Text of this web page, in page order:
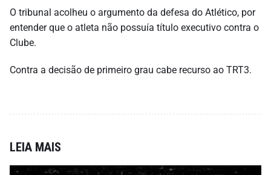
O tribunal acolheu o argumento da defesa do Atlético, por
entender que o atleta não possuía título executivo contra o
Clube.
Contra a decisão de primeiro grau cabe recurso ao TRT3.
LEIA MAIS